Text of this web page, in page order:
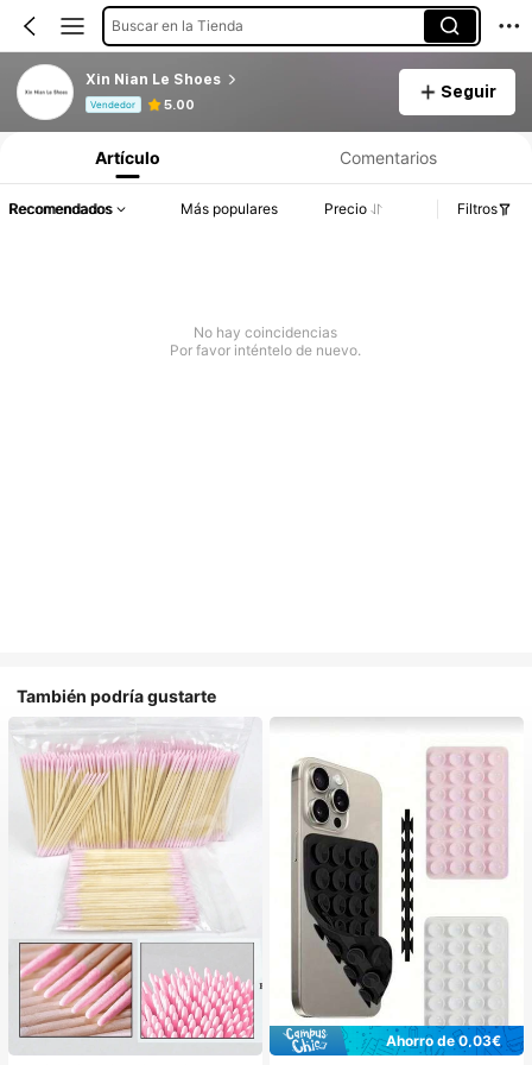
Buscar en la Tienda
Xin Nian Le Shoes
Vendedor 5.00
Seguir
Artículo Comentarios
Recomendados Más populares Precio Filtros
No hay coincidencias
Por favor inténtelo de nuevo.
También podría gustarte
Ahorro de 0,03€